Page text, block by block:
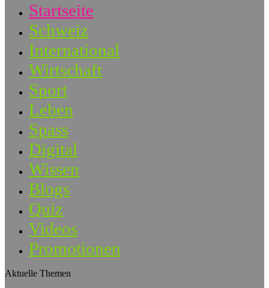
Startseite
Schweiz
International
Wirtschaft
Sport
Leben
Spass
Digital
Wissen
Blogs
Quiz
Videos
Promotionen
Aktuelle Themen